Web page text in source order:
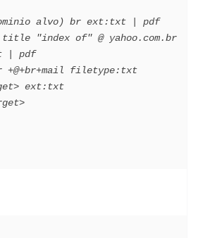
alvo) br ext:txt | pdf
"index of" @ yahoo.com.br
| pdf
+@+br+mail filetype:txt
ext:txt